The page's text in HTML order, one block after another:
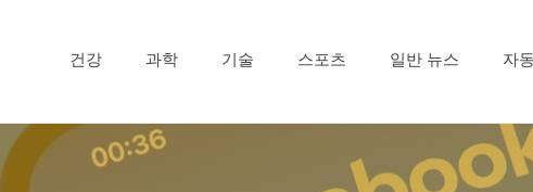
건강 과학 기술 스포츠 일반 뉴스 자